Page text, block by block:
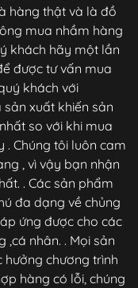
hàng thật và là đồ
mua nhầm hàng
khách hãy một lần
được tư vấn mua
khách với
sản xuất khiến sản
so với khi mua
. Chúng tôi luôn cam
, vì vậy bạn nhận
. Các sản phẩm
đa dạng về chủng
ứng được cho các
,cá nhân. . Mọi sản
chương trình
hàng có lỗi, chúng